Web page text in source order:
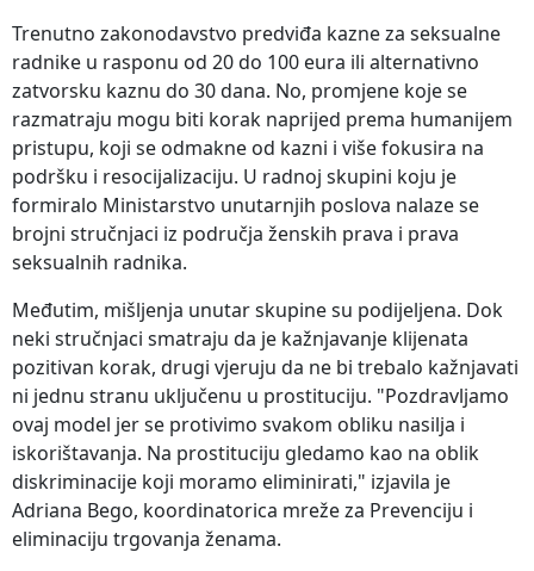
Trenutno zakonodavstvo predviđa kazne za seksualne
radnike u rasponu od 20 do 100 eura ili alternativno
zatvorsku kaznu do 30 dana. No, promjene koje se
razmatraju mogu biti korak naprijed prema humanijem
pristupu, koji se odmakne od kazni i više fokusira na
podršku i resocijalizaciju. U radnoj skupini koju je
formiralo Ministarstvo unutarnjih poslova nalaze se
brojni stručnjaci iz područja ženskih prava i prava
seksualnih radnika.
Međutim, mišljenja unutar skupine su podijeljena. Dok
neki stručnjaci smatraju da je kažnjavanje klijenata
pozitivan korak, drugi vjeruju da ne bi trebalo kažnjavati
ni jednu stranu uključenu u prostituciju. "Pozdravljamo
ovaj model jer se protivimo svakom obliku nasilja i
iskorištavanja. Na prostituciju gledamo kao na oblik
diskriminacije koji moramo eliminirati," izjavila je
Adriana Bego, koordinatorica mreže za Prevenciju i
eliminaciju trgovanja ženama.